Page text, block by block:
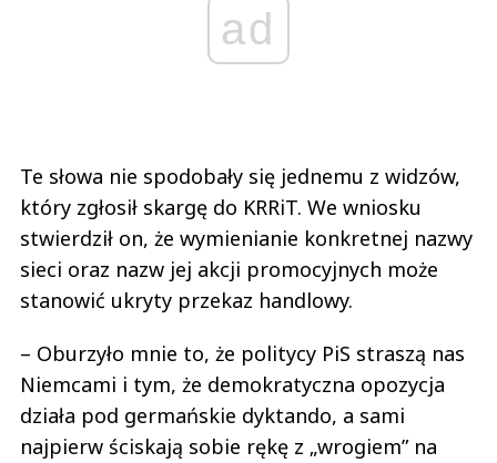
ad
Te słowa nie spodobały się jednemu z widzów,
który zgłosił skargę do KRRiT. We wniosku
stwierdził on, że wymienianie konkretnej nazwy
sieci oraz nazw jej akcji promocyjnych może
stanowić ukryty przekaz handlowy.
– Oburzyło mnie to, że politycy PiS straszą nas
Niemcami i tym, że demokratyczna opozycja
działa pod germańskie dyktando, a sami
najpierw ściskają sobie rękę z „wrogiem” na